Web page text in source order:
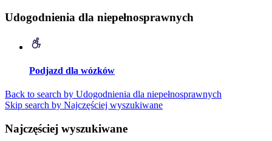
Udogodnienia dla niepełnosprawnych
Podjazd dla wózków
Back to search by Udogodnienia dla niepełnosprawnych
Skip search by Najczęściej wyszukiwane
Najczęściej wyszukiwane